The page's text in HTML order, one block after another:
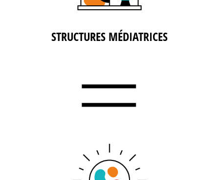
STRUCTURES MÉDIATRICES